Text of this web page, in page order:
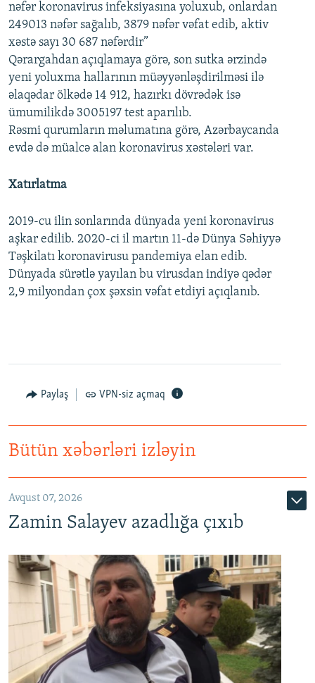
nəfər koronavirus infeksiyasına yoluxub, onlardan
249013 nəfər sağalıb, 3879 nəfər vəfat edib, aktiv
xəstə sayı 30 687 nəfərdir”
Qərargahdan açıqlamaya görə, son sutka ərzində
yeni yoluxma hallarının müəyyənləşdirilməsi ilə
əlaqədar ölkədə 14 912, hazırkı dövrədək isə
ümumilikdə 3005197 test aparılıb.
Rəsmi qurumların məlumatına görə, Azərbaycanda
evdə də müalcə alan koronavirus xəstələri var.
Xatırlatma
2019-cu ilin sonlarında dünyada yeni koronavirus
aşkar edilib. 2020-ci il martın 11-də Dünya Səhiyyə
Təşkilatı koronavirusu pandemiya elan edib.
Dünyada sürətlə yayılan bu virusdan indiyə qədər
2,9 milyondan çox şəxsin vəfat etdiyi açıqlanıb.
Paylaş VPN-siz açmaq
Bütün xəbərləri izləyin
Avqust 07, 2026
Zamin Salayev azadlığa çıxıb